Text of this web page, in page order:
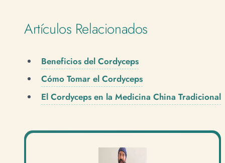
Artículos Relacionados
Beneficios del Cordyceps
Cómo Tomar el Cordyceps
El Cordyceps en la Medicina China Tradicional